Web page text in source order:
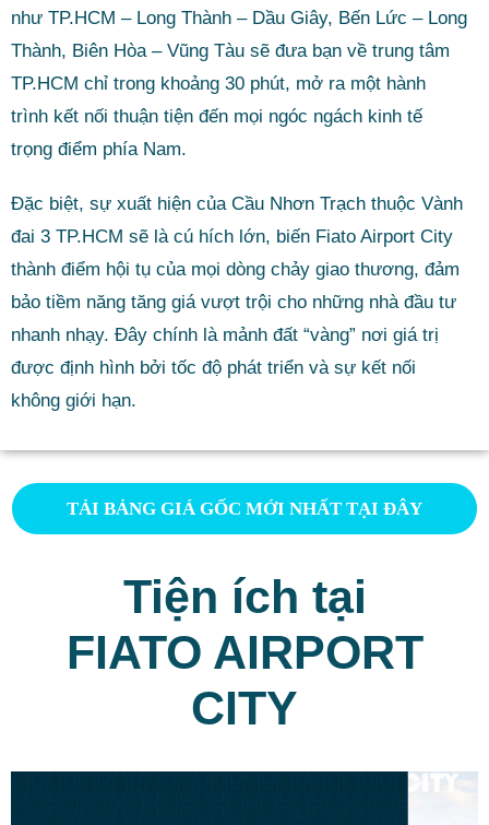
như TP.HCM – Long Thành – Dầu Giây, Bến Lức – Long
Thành, Biên Hòa – Vũng Tàu sẽ đưa bạn về trung tâm
TP.HCM chỉ trong khoảng 30 phút, mở ra một hành
trình kết nối thuận tiện đến mọi ngóc ngách kinh tế
trọng điểm phía Nam.
Đặc biệt, sự xuất hiện của Cầu Nhơn Trạch thuộc Vành
đai 3 TP.HCM sẽ là cú hích lớn, biến Fiato Airport City
thành điểm hội tụ của mọi dòng chảy giao thương, đảm
bảo tiềm năng tăng giá vượt trội cho những nhà đầu tư
nhanh nhạy. Đây chính là mảnh đất “vàng” nơi giá trị
được định hình bởi tốc độ phát triển và sự kết nối
không giới hạn.
TẢI BẢNG GIÁ GỐC MỚI NHẤT TẠI ĐÂY
Tiện ích tại
FIATO AIRPORT
CITY